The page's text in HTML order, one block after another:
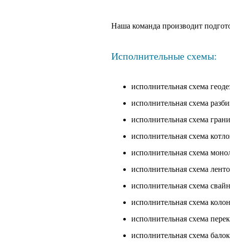
Наша команда производит
Исполнительные схемы:
исполнительная схема
исполнительная схема
исполнительная схема
исполнительная схема
исполнительная схема
исполнительная схема
исполнительная схема
исполнительная схема
исполнительная схема
исполнительная схема